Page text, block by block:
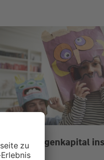
mehr Eigenkapital ins